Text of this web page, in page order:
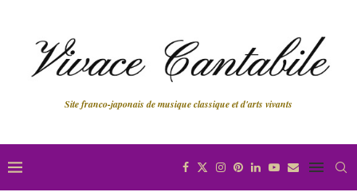
Site franco-japonais de musique classique et d'arts vivants